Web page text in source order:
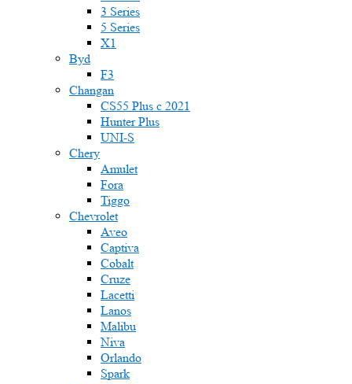
3 Series
5 Series
X1
Byd
F3
Changan
CS55 Plus с 2021
Hunter Plus
UNI-S
Chery
Amulet
Fora
Tiggo
Chevrolet
Aveo
Captiva
Cobalt
Cruze
Lacetti
Lanos
Malibu
Niva
Orlando
Spark